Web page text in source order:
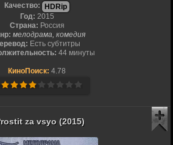
Качество:
HDRip
Год: 2015
Страна: Россия
мелодрама, комедия
Есть субтитры
44 минуты
КиноПоиск: 4.78
za vsyo (2015)